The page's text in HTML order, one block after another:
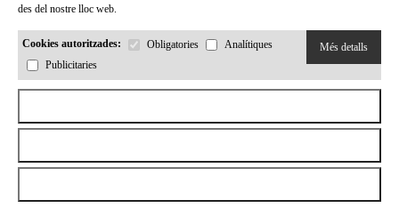
des del nostre lloc web.
Cookies autoritzades: Obligatories
Analítiques
Publicitaries
Més detalls